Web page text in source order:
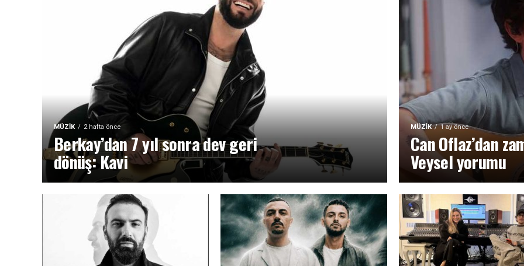
MÜZIK 2 hafta önce
Berkay’dan 7 yıl sonra dev geri
dönüş: Kavi
MÜZIK 1 ay önce
Can Oflaz’dan
Veysel yorumu